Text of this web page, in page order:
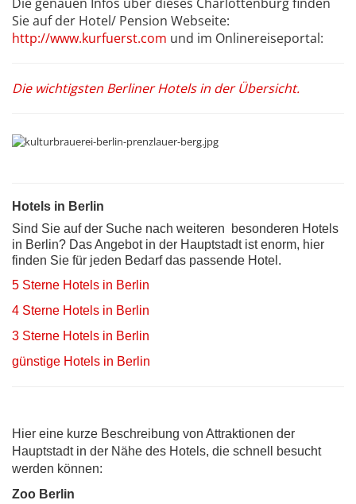
Sie auf der Hotel/ Pension Webseite:
http://www.kurfuerst.com und im Onlinereiseportal:
Die wichtigsten Berliner Hotels in der Übersicht.
Hotels in Berlin
Sind Sie auf der Suche nach weiteren besonderen Hotels
in Berlin? Das Angebot in der Hauptstadt ist enorm, hier
finden Sie für jeden Bedarf das passende Hotel.
5 Sterne Hotels in Berlin
4 Sterne Hotels in Berlin
3 Sterne Hotels in Berlin
günstige Hotels in Berlin
Hier eine kurze Beschreibung von Attraktionen der
Hauptstadt in der Nähe des Hotels, die schnell besucht
werden können:
Zoo Berlin